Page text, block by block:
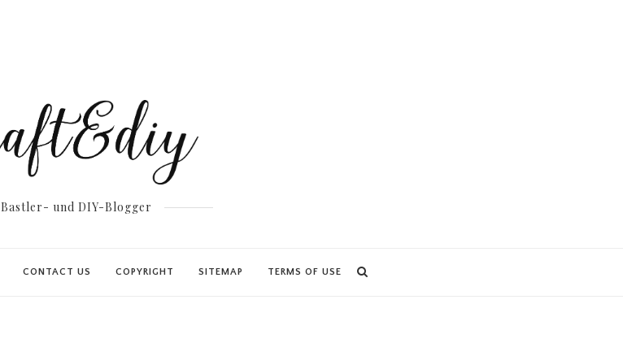
Bastler- und DIY-Blogger
CONTACT US COPYRIGHT SITEMAP TERMS OF USE